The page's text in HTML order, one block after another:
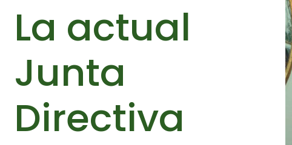
La actual
Junta
Directiva